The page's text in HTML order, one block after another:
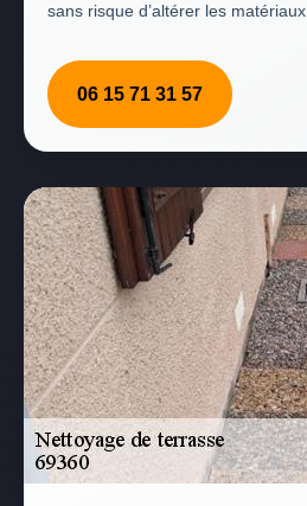
sans risque d’altérer les matériaux.
06 15 71 31 57